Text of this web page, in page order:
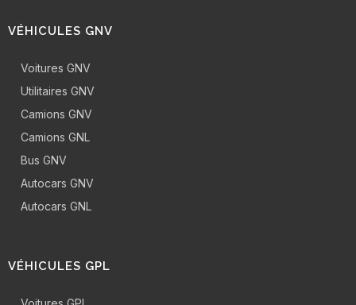
VÉHICULES GNV
Voitures GNV
Utilitaires GNV
Camions GNV
Camions GNL
Bus GNV
Autocars GNV
Autocars GNL
VÉHICULES GPL